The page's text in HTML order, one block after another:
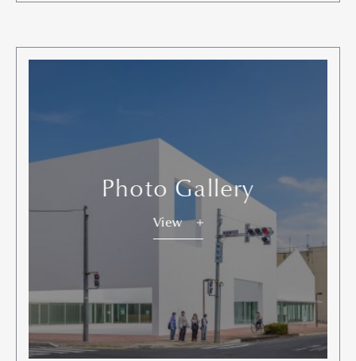
Art&Design
Gourmet
Product CultureLifestyle
Photo Gallery
View